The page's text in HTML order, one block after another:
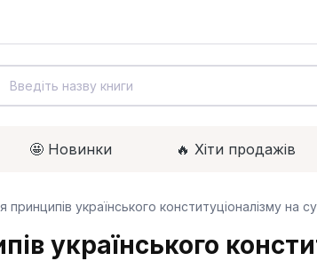
🤩 Новинки 🔥 Xіти продажів
принципів українського конституціоналізму на
українського